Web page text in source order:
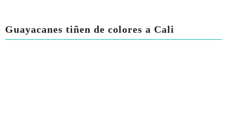
Guayacanes tiñen de colores a Cali